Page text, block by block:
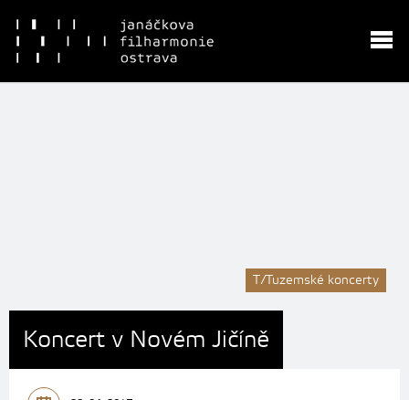
T/Tuzemské koncerty
Koncert v Novém Jičíně